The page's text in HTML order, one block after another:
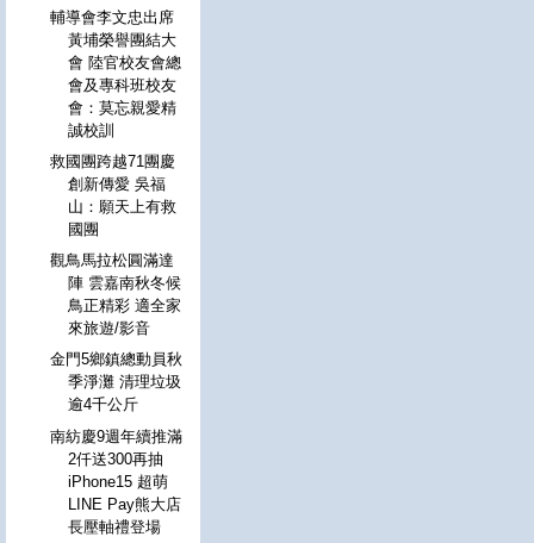
輔導會李文忠出席
黃埔榮譽團結大
會 陸官校友會總
會及專科班校友
會：莫忘親愛精
誠校訓
救國團跨越71團慶
創新傳愛 吳福
山：願天上有救
國團
觀鳥馬拉松圓滿達
陣 雲嘉南秋冬候
鳥正精彩 適全家
來旅遊/影音
金門5鄉鎮總動員秋
季淨灘 清理垃圾
逾4千公斤
南紡慶9週年續推滿
2仟送300再抽
iPhone15 超萌
LINE Pay熊大店
長壓軸禮登場